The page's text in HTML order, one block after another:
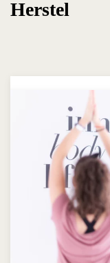
Herstel